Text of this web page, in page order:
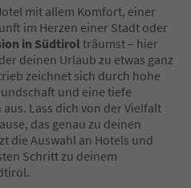
mit allem Komfort, einer
im Herzen einer Stadt oder
in Südtirol träumst – hier
deinen Urlaub zu etwas ganz
zeichnet sich durch hohe
und eine tiefe
Lass dich von der Vielfalt
das genau zu deinen
die Auswahl an Hotels und
Schritt zu deinem